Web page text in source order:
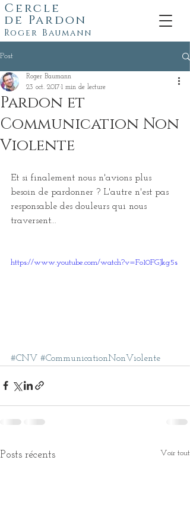
Cercle
de Pardon
Roger Baumann
Post
Pardon et
Communication Non
Violente
Roger Baumann
23 oct. 2017 1 min de lecture
Et si finalement nous n'avions plus
besoin de pardonner ? L'autre n'est pas
responsable des douleurs qui nous
traversent...
https://www.youtube.com/watch?v=Fo10FGJkg5s
#CNV #CommunicationNonViolente
Posts récents Voir tout